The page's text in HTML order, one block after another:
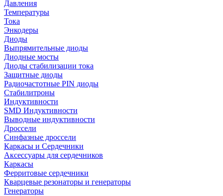
Давления
Температуры
Тока
Энкодеры
Диоды
Выпрямительные диоды
Диодные мосты
Диоды стабилизации тока
Защитные диоды
Радиочастотные PIN диоды
Стабилитроны
Индуктивности
SMD Индуктивности
Выводные индуктивности
Дроссели
Синфазные дроссели
Каркасы и Сердечники
Аксессуары для сердечников
Каркасы
Ферритовые сердечники
Кварцевые резонаторы и генераторы
Генераторы